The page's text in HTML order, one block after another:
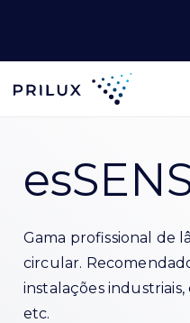
Gama profissional de
circular.
instalações industriais,
etc.